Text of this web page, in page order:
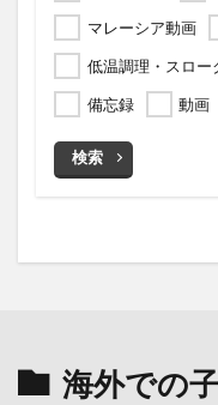
マレーシア動画
低温調理・スロー
備忘録
動画
検索
海外での